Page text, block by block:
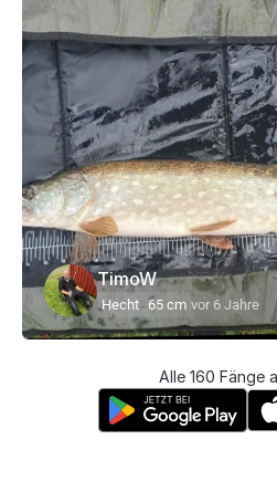
TimoW
Hecht 65 cm vor 6 Jahre
Alle 160 Fänge